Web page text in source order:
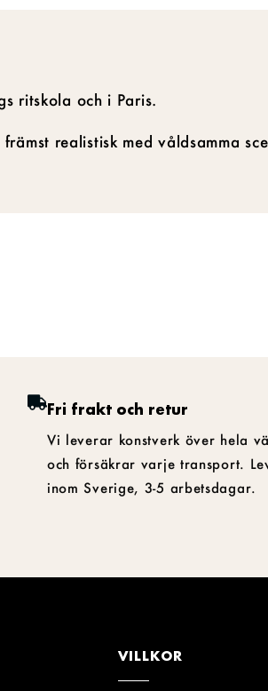
ritskola och i Paris.
realistisk med våldsamma
Fri frakt och retur
Vi leverar konstverk över hela
och försäkrar varje transport.
inom Sverige, 3-5 arbetsdagar.
VILLKOR